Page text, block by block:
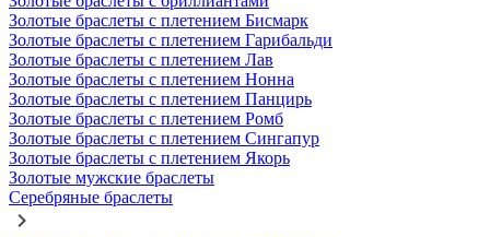
Золотые браслеты с плетением Бисмарк
Золотые браслеты с плетением Гарибальди
Золотые браслеты с плетением Лав
Золотые браслеты с плетением Нонна
Золотые браслеты с плетением Панцирь
Золотые браслеты с плетением Ромб
Золотые браслеты с плетением Сингапур
Золотые браслеты с плетением Якорь
Золотые мужские браслеты
Серебряные браслеты